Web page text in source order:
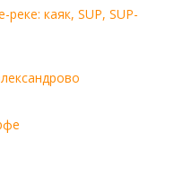
каяк, SUP, SUP-